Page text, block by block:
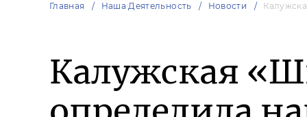
Главная Наша Деятельность Новости
Калужская